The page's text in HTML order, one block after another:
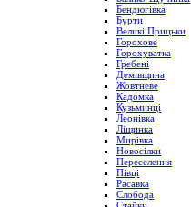
Бендюгівка
Бурти
Великі Прицьки
Горохове
Горохуватка
Гребені
Демівщина
Жовтневе
Кадомка
Кузьминці
Леонівка
Ліщинка
Мирівка
Новосілки
Переселення
Півці
Расавка
Слобода